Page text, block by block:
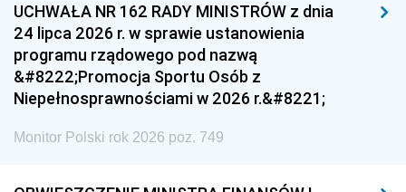
UCHWAŁA NR 162 RADY MINISTRÓW z dnia
24 lipca 2026 r. w sprawie ustanowienia
programu rządowego pod nazwą
&#8222;Promocja Sportu Osób z
Niepełnosprawnościami w 2026 r.&#8221;
Monitor Polski rok 2026 poz. 749